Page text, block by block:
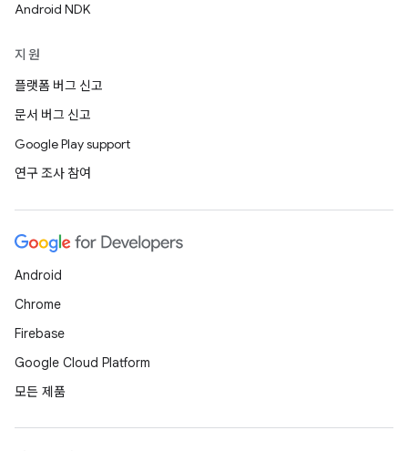
Android NDK
지원
플랫폼 버그 신고
문서 버그 신고
Google Play support
연구 조사 참여
Android
Chrome
Firebase
Google Cloud Platform
모든 제품